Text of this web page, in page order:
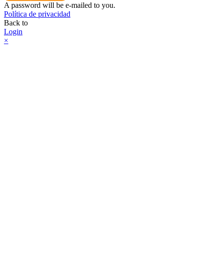
A password will be e-mailed to you.
Política de privacidad
Back to
Login
×